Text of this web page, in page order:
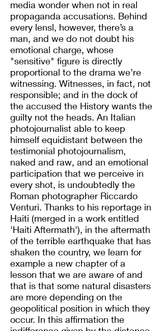
media wonder when not in real
propaganda accusations. Behind
every lensl, however, there’s a
man, and we do not doubt his
emotional charge, whose
"sensitive" figure is directly
proportional to the drama we’re
witnessing. Witnesses, in fact, not
responsible; and in the dock of
the accused the History wants the
guilty not the heads. An Italian
photojournalist able to keep
himself equidistant between the
testimonial photojournalism,
naked and raw, and an emotional
participation that we perceive in
every shot, is undoubtedly the
Roman photographer Riccardo
Venturi. Thanks to his reportage in
Haiti (merged in a work entitled
'Haiti Aftermath'), in the aftermath
of the terrible earthquake that has
shaken the country, we learn for
example a new chapter of a
lesson that we are aware of and
that is that some natural disasters
are more depending on the
geopolitical position in which they
occur. In this affirmation the